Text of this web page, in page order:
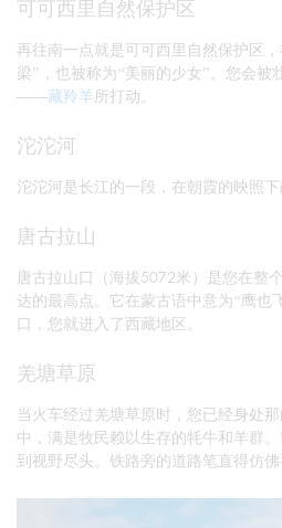
可可西里自然保护区
再往南一点就是可可西里自然保护区
梁”，也被称为“美丽的少女”。您会被
——藏羚羊所打动。
沱沱河
沱沱河是长江的一段，在朝霞的映照下
唐古拉山
唐古拉山口（海拔5072米）是您在整
达的最高点。它在蒙古语中意为“鹰也
口，您就进入了西藏地区。
羌塘草原
当火车经过羌塘草原时，您已经身处
中，满是牧民赖以生存的牦牛和羊群
到视野尽头。铁路旁的道路笔直得仿佛